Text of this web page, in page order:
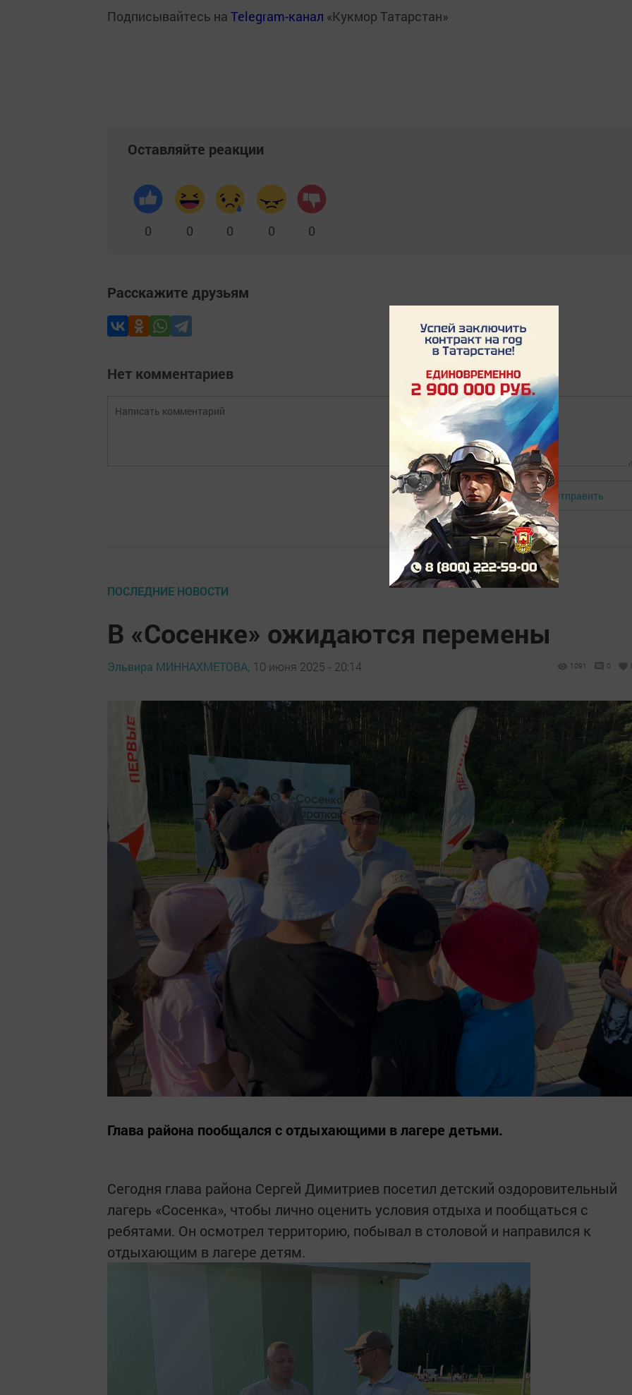
Подписывайтесь на Telegram-канал «Кукмор Татарстан»
Оставляйте реакции
0 0 0 0 0
Расскажите друзьям
Нет комментариев
Авторизоваться Отправить
ПОСЛЕДНИЕ НОВОСТИ
В «Сосенке» ожидаются перемены
Эльвира МИННАХМЕТОВА, 10 июня 2025 - 20:14 1091 0
Глава района пообщался с отдыхающими в лагере детьми.
Сегодня глава района Сергей Димитриев посетил детский оздоровительный
лагерь «Сосенка», чтобы лично оценить условия отдыха и пообщаться с
ребятами. Он осмотрел территорию, побывал в столовой и направился к
отдыхающим в лагере детям.